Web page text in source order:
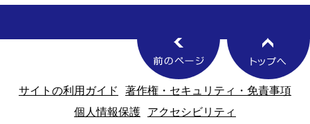
サイトの利用ガイド
著作権・セキュリティ・免責事項
個人情報保護
アクセシビリティ